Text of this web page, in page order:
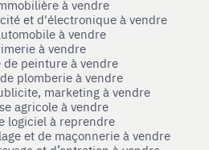
à vendre
et d'électronique à vendre
à vendre
à vendre
de peinture à vendre
plomberie à vendre
marketing à vendre
agricole à vendre
logiciel à reprendre
et de maçonnerie à vendre